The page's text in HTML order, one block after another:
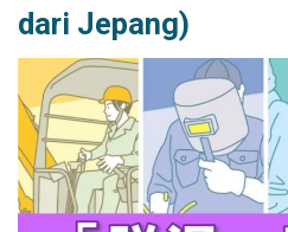
dari Jepang)